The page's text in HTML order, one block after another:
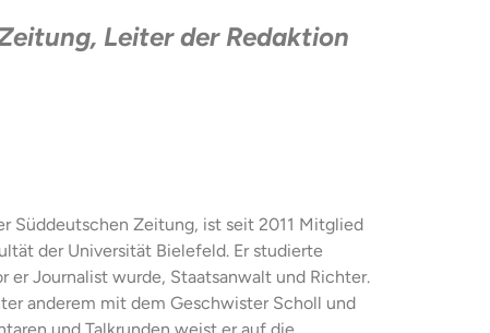
Leiter der Redaktion
Süddeutschen Zeitung, ist seit 2011 Mitglied
der Universität Bielefeld. Er studierte
er Journalist wurde, Staatsanwalt und Richter.
anderem mit dem Geschwister Scholl und